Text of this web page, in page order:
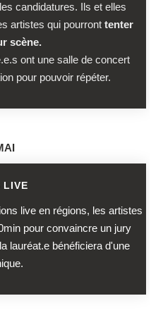
candidatures. Ils et elles
artistes qui pourront tenter
scène.
ont une salle de concert
pour pouvoir répéter.
LIVE
live en régions, les artistes
pour convaincre un jury
lauréat.e bénéficiera d'une